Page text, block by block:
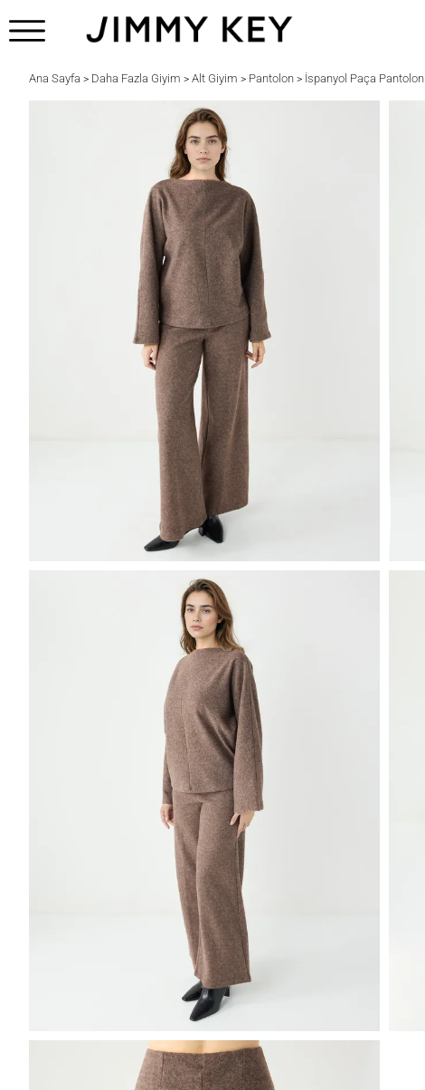
Ana Sayfa > Daha Fazla Giyim > Alt Giyim > Pantolon > İspanyol Paça Pantolon